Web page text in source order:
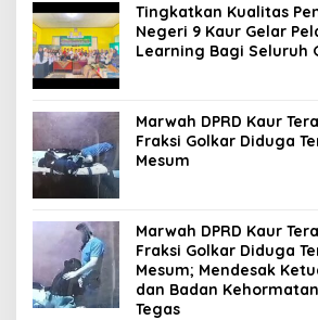
Tingkatkan Kualitas
Negeri 9 Kaur Gelar
Learning Bagi Seluruh
Marwah DPRD Kaur
Fraksi Golkar Diduga
Mesum
Marwah DPRD Kaur
Fraksi Golkar Diduga
Mesum; Mendesak
dan Badan
Tegas